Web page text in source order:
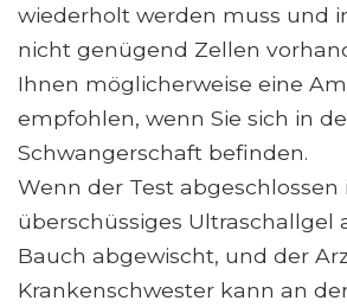
wiederholt werden muss und
nicht genügend Zellen
Ihnen möglicherweise eine
empfohlen, wenn Sie sich in
Schwangerschaft befinden.
Wenn der Test abgeschlossen
überschüssiges Ultraschallgel
Bauch abgewischt, und der
Krankenschwester kann an